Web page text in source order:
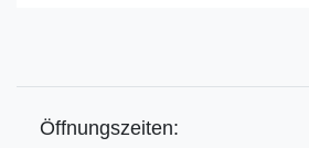
Öffnungszeiten: